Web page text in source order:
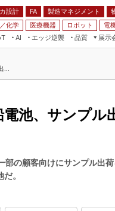
設計 FA 製造マネジメント
化学 医療機器 ロボット 電
AI
エッジ逆襲 品質
展示
FRONTIER
工場EXPO
つながるクルマ
VR／AR
フィールドサービス
組み込み画像技術
組み込みモデリング
モビリティ
池、サンプル
の顧客向けにサンプル出
。